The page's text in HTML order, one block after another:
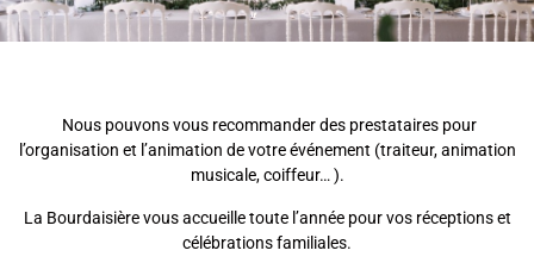
Nous pouvons vous recommander des prestataires pour
l’organisation et l’animation de votre événement (traiteur, animation
musicale, coiffeur… ).
La Bourdaisière vous accueille toute l’année pour vos réceptions et
célébrations familiales.